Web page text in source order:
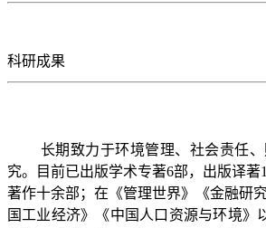
科研成果
长期致力于环境管理、社会责任
究。目前已出版学术专著6部，出版译
著作十余部；在《管理世界》《金融研
国工业经济》《中国人口资源与环境》